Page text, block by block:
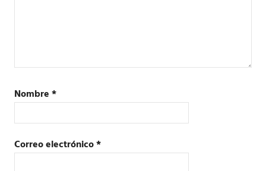
Nombre*
Correo electrónico*